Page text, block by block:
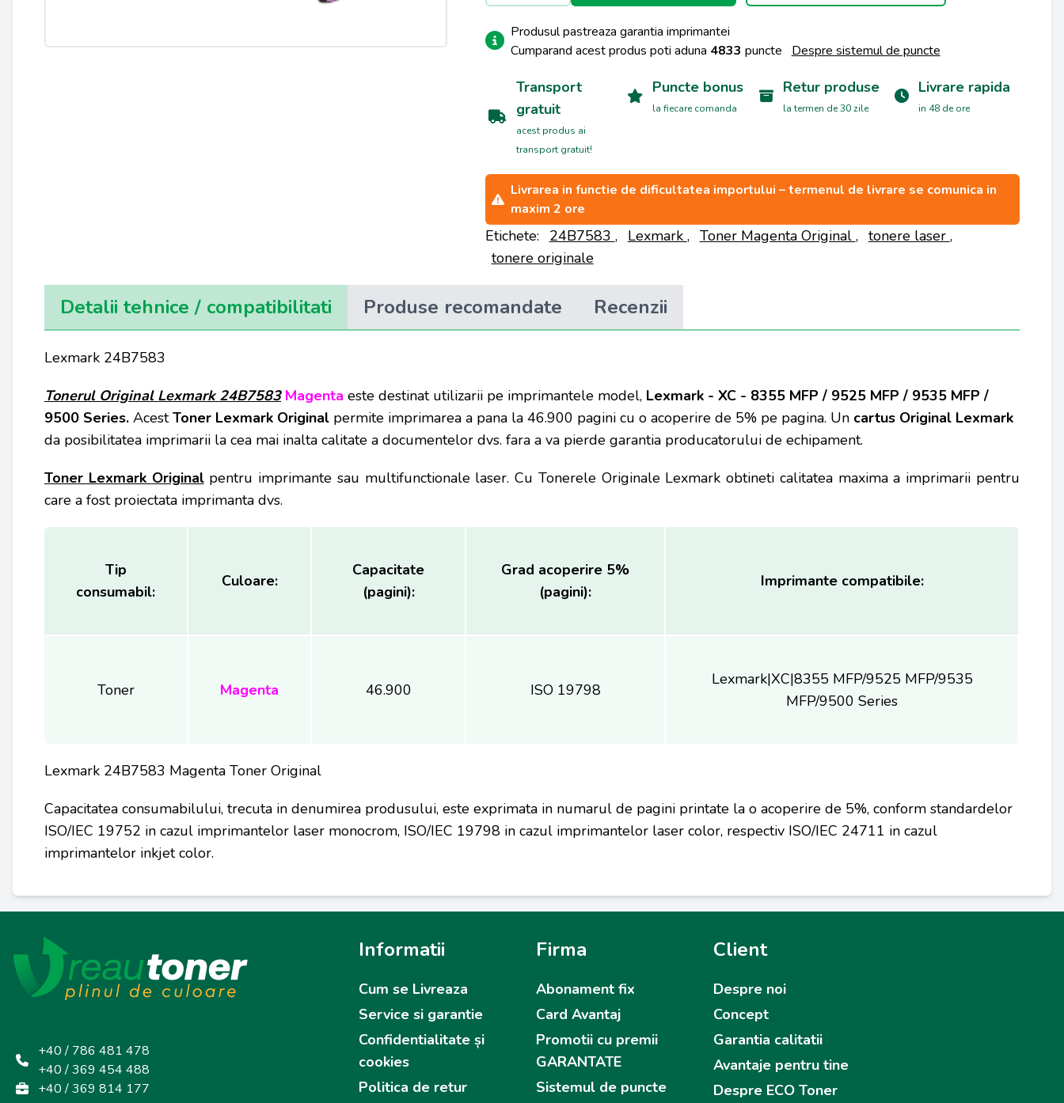
Produsul pastreaza garantia imprimantei
Cumparand acest produs poti aduna 4833 puncte Despre sistemul de puncte
Transport
gratuit
acest produs ai
transport gratuit!
Puncte bonus
la fiecare comanda
Retur produse
la termen de 30 zile
Livrare rapida
in 48 de ore
Livrarea in functie de dificultatea importului – termenul de livrare se comunica in
maxim 2 ore
Etichete: 24B7583 , Lexmark , Toner Magenta Original , tonere laser ,
tonere originale
Detalii tehnice / compatibilitati Produse recomandate Recenzii
Lexmark 24B7583
Tonerul Original Lexmark 24B7583 Magenta este destinat utilizarii pe imprimantele model, Lexmark - XC - 8355 MFP / 9525 MFP / 9535 MFP /
9500 Series. AcestToner Lexmark Original permite imprimarea a pana la 46.900 pagini cu o acoperire de 5% pe pagina. Un cartus Original Lexmark
da posibilitatea imprimarii la cea mai inalta calitate a documentelor dvs. fara a va pierde garantia producatorului de echipament.
Toner Lexmark Originalpentru imprimante sau multifunctionale laser. Cu Tonerele Originale Lexmark obtineti calitatea maxima a imprimarii pentru
care a fost proiectata imprimanta dvs.
Tip
consumabil:
Culoare:
Capacitate
(pagini):
Grad acoperire 5%
(pagini):
Imprimante compatibile:
Toner Magenta 46.900 ISO 19798
Lexmark|XC|8355 MFP/9525 MFP/9535
MFP/9500 Series
Lexmark 24B7583 Magenta Toner Original
Capacitatea consumabilului, trecuta in denumirea produsului, este exprimata in numarul de pagini printate la o acoperire de 5%, conform standardelor
ISO/IEC 19752 in cazul imprimantelor laser monocrom, ISO/IEC 19798 in cazul imprimantelor laser color, respectiv ISO/IEC 24711 in cazul
imprimantelor inkjet color.
+40 / 786 481 478
+40 / 369 454 488
+40 / 369 814 177
Informatii
Cum se Livreaza
Service si garantie
Confidentialitate și
cookies
Politica de retur
Firma
Abonament fix
Card Avantaj
Promotii cu premii
GARANTATE
Sistemul de puncte
Client
Despre noi
Concept
Garantia calitatii
Avantaje pentru tine
Despre ECO Toner